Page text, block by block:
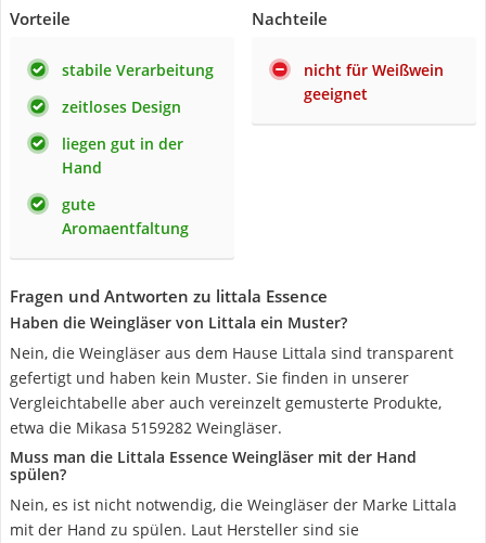
Vorteile
stabile Verarbeitung
zeitloses Design
liegen gut in der
Hand
gute
Aromaentfaltung
Nachteile
nicht für Weißwein
geeignet
Fragen und Antworten zu littala Essence
Haben die Weingläser von Littala ein Muster?
Nein, die Weingläser aus dem Hause Littala sind transparent
gefertigt und haben kein Muster. Sie finden in unserer
Vergleichtabelle aber auch vereinzelt gemusterte Produkte,
etwa die Mikasa 5159282 Weingläser.
Muss man die Littala Essence Weingläser mit der Hand
spülen?
Nein, es ist nicht notwendig, die Weingläser der Marke Littala
mit der Hand zu spülen. Laut Hersteller sind sie